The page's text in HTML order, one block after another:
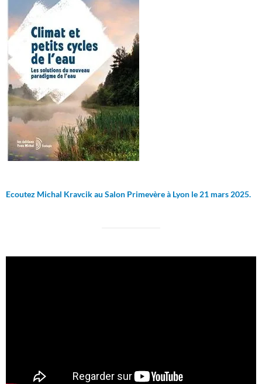
Ecoutez Michal Kravcik au Salon Primevère à Lyon le 21 mars 2025.